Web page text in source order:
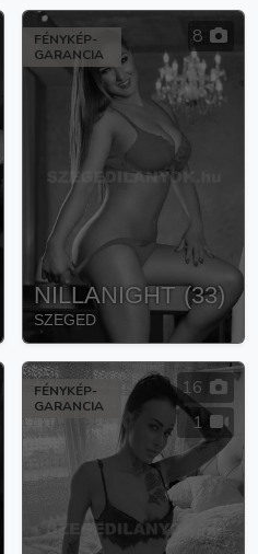
FÉNYKÉP-
GARANCIA
8
NILLANIGHT (33)
SZEGED
FÉNYKÉP-
GARANCIA
16
1